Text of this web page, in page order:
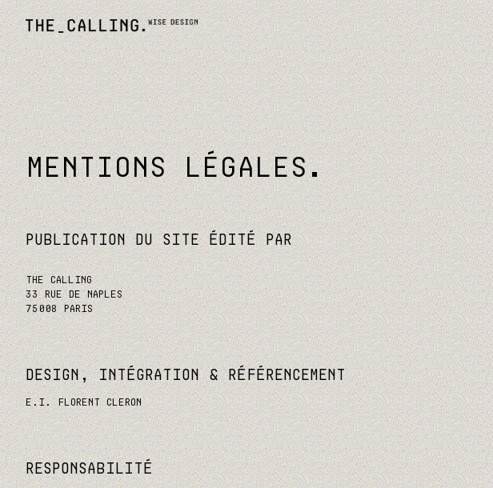
MENTIONS LÉGALES
PUBLICATION DU SITE ÉDITÉ PAR
THE CALLING
33 RUE DE NAPLES
75008 PARIS
DESIGN, INTÉGRATION & RÉFÉRENCEMENT
E.I. FLORENT CLERON
RESPONSABILITÉ